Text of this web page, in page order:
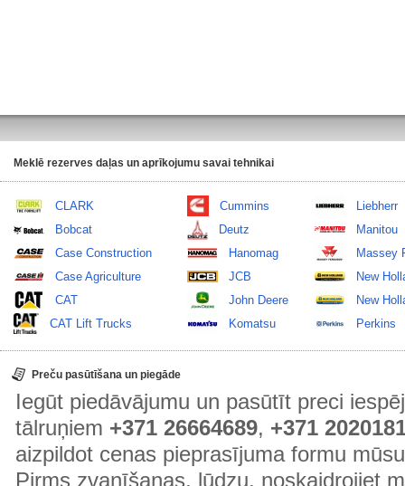
Meklē rezerves daļas un aprīkojumu savai tehnikai
CLARK
Bobcat
Case Construction
Case Agriculture
CAT
CAT Lift Trucks
Cummins
Deutz
Hanomag
JCB
John Deere
Komatsu
Liebherr
Manitou
Massey
New
New
Perkins
Preču pasūtīšana un piegāde
Iegūt piedāvājumu un pasūtīt preci
tālruņiem +371 26664689, +371
aizpildot cenas pieprasījuma formu
Pirms zvanīšanas, lūdzu, noskaidrojiet